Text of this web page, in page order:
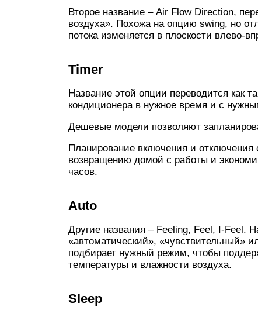
Второе название – Air Flow Direction,
воздуха». Похожа на опцию swing, но
потока изменяется в плоскости влево-
Timer
Название этой опции переводится как
кондиционера в нужное время и с
Дешевые модели позволяют
Планирование включения и отключения
возвращению домой с работы и
часов.
Auto
Другие названия – Feeling, Feel, I-Feel.
«автоматический», «чувствительный»
подбирает нужный режим, чтобы
температуры и влажности воздуха.
Sleep